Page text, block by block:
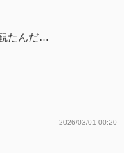
たんだ…
2026/03/01 00:20